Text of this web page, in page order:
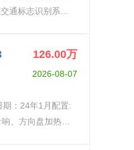
通标志识别系统-
前方交叉交通监
玻璃彩色后车窗
雨量传感器转
调转向柱木质方
照明系统·欢迎
126.00万
2026-08-07
：24年1月配置:
、方向盘加热、